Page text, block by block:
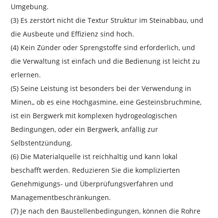
Umgebung.
(3) Es zerstört nicht die Textur Struktur im Steinabbau, und
die Ausbeute und Effizienz sind hoch.
(4) Kein Zünder oder Sprengstoffe sind erforderlich, und
die Verwaltung ist einfach und die Bedienung ist leicht zu
erlernen.
(5) Seine Leistung ist besonders bei der Verwendung in
Minen,, ob es eine Hochgasmine, eine Gesteinsbruchmine,
ist ein Bergwerk mit komplexen hydrogeologischen
Bedingungen, oder ein Bergwerk, anfällig zur
Selbstentzündung.
(6) Die Materialquelle ist reichhaltig und kann lokal
beschafft werden. Reduzieren Sie die komplizierten
Genehmigungs- und Überprüfungsverfahren und
Managementbeschränkungen.
(7) Je nach den Baustellenbedingungen, können die Rohre